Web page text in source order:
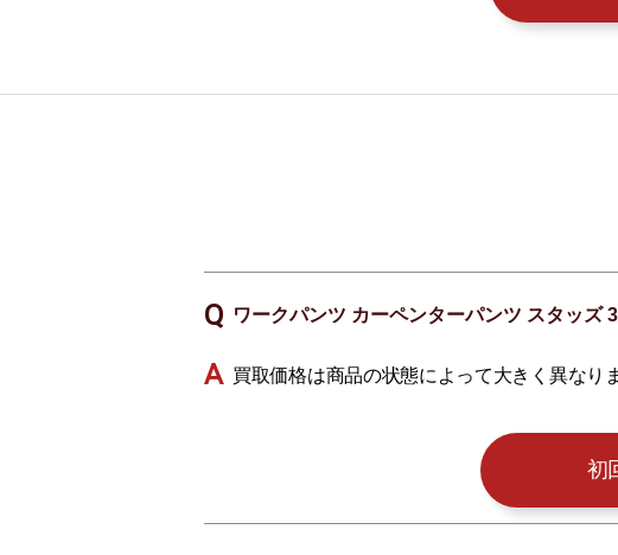
ワークパンツ カーペンターパンツ スタッズ
買取価格は商品の状態によって大きく異なり
初